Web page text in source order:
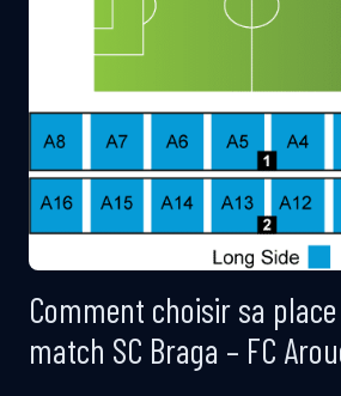
Comment choisir sa
match SC Braga – FC